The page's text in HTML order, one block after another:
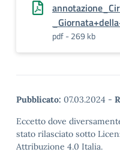
pdf - 269 kb
Pubblicato: 07.03.2024 -
Eccetto dove
stato rilasciato sotto
Attribuzione 4.0 Italia.